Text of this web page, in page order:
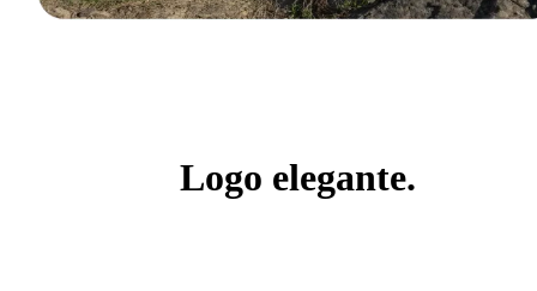
Logo elegante.